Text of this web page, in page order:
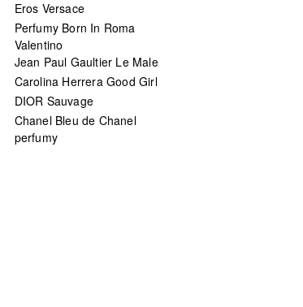
Eros Versace
Perfumy Born In Roma
Valentino
Jean Paul Gaultier Le Male
Carolina Herrera Good Girl
DIOR Sauvage
Chanel Bleu de Chanel
perfumy